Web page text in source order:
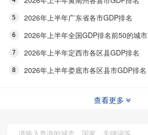
2026年上半年广东省各市GDP排名
2026年上半年全国GDP排名前50的城市
2026年上半年定西市各区县GDP排名
2026年上半年娄底市各区县市GDP排名
查看更多